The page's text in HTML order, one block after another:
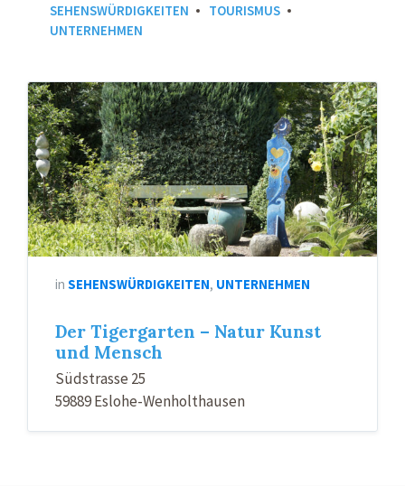
SEHENSWÜRDIGKEITEN
TOURISMUS
UNTERNEHMEN
in SEHENSWÜRDIGKEITEN, UNTERNEHMEN
Der Tigergarten – Natur Kunst
und Mensch
Südstrasse 25
59889 Eslohe-Wenholthausen